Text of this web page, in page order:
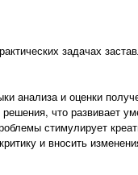
задачах
анализа и оценки
что развивает
стимулирует
и вносить